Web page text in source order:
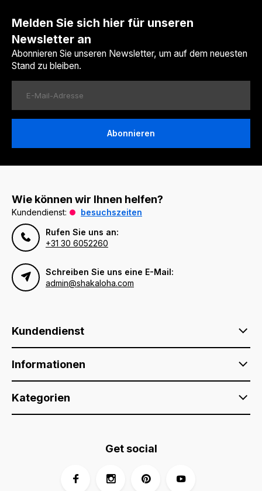
Melden Sie sich hier für unseren
Newsletter an
Abonnieren Sie unseren Newsletter, um auf dem neuesten
Stand zu bleiben.
Abonnieren
Wie können wir Ihnen helfen?
Kundendienst:
besuchszeiten
Rufen Sie uns an:
+31 30 6052260
Schreiben Sie uns eine E-Mail:
admin@shakaloha.com
Kundendienst
Informationen
Kategorien
Get social